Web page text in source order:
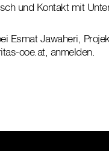
und Kontakt mit
Esmat Jawaheri,
ooe.at, anmelden.